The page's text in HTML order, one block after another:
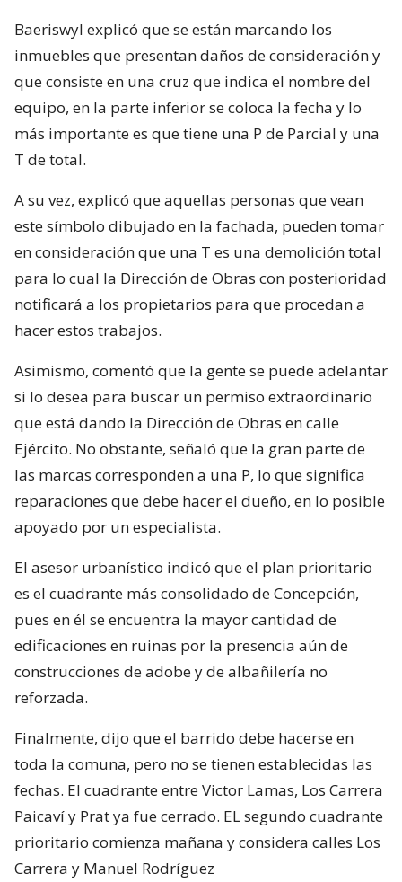
Baeriswyl explicó que se están marcando los
inmuebles que presentan daños de consideración y
que consiste en una cruz que indica el nombre del
equipo, en la parte inferior se coloca la fecha y lo
más importante es que tiene una P de Parcial y una
T de total.
A su vez, explicó que aquellas personas que vean
este símbolo dibujado en la fachada, pueden tomar
en consideración que una T es una demolición total
para lo cual la Dirección de Obras con posterioridad
notificará a los propietarios para que procedan a
hacer estos trabajos.
Asimismo, comentó que la gente se puede adelantar
si lo desea para buscar un permiso extraordinario
que está dando la Dirección de Obras en calle
Ejército. No obstante, señaló que la gran parte de
las marcas corresponden a una P, lo que significa
reparaciones que debe hacer el dueño, en lo posible
apoyado por un especialista.
El asesor urbanístico indicó que el plan prioritario
es el cuadrante más consolidado de Concepción,
pues en él se encuentra la mayor cantidad de
edificaciones en ruinas por la presencia aún de
construcciones de adobe y de albañilería no
reforzada.
Finalmente, dijo que el barrido debe hacerse en
toda la comuna, pero no se tienen establecidas las
fechas. El cuadrante entre Victor Lamas, Los Carrera
Paicaví y Prat ya fue cerrado. EL segundo cuadrante
prioritario comienza mañana y considera calles Los
Carrera y Manuel Rodríguez